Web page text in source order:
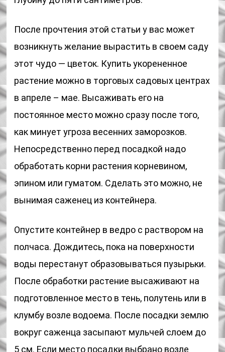
После прочтения этой статьи у вас может
возникнуть желание вырастить в своем саду
этот чудо — цветок. Купить укорененное
растение можно в торговых садовых центрах
в апреле – мае. Высаживать его на
постоянное место можно сразу после того,
как минует угроза весенних заморозков.
Непосредственно перед посадкой надо
обработать корни растения корневином,
эпином или гуматом. Сделать это можно, не
вынимая саженец из контейнера.
Опустите контейнер в ведро с раствором на
полчаса. Дождитесь, пока на поверхности
воды перестанут образовываться пузырьки.
После обработки растение высаживают на
подготовленное место в тень, полутень или в
клумбу возле водоема. После посадки землю
вокруг саженца засыпают мульчей слоем до
5 см. Если место посадки выбрано возле